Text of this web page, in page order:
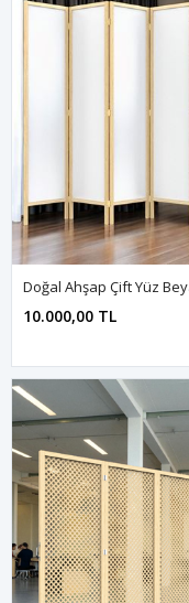
10.000,00 TL